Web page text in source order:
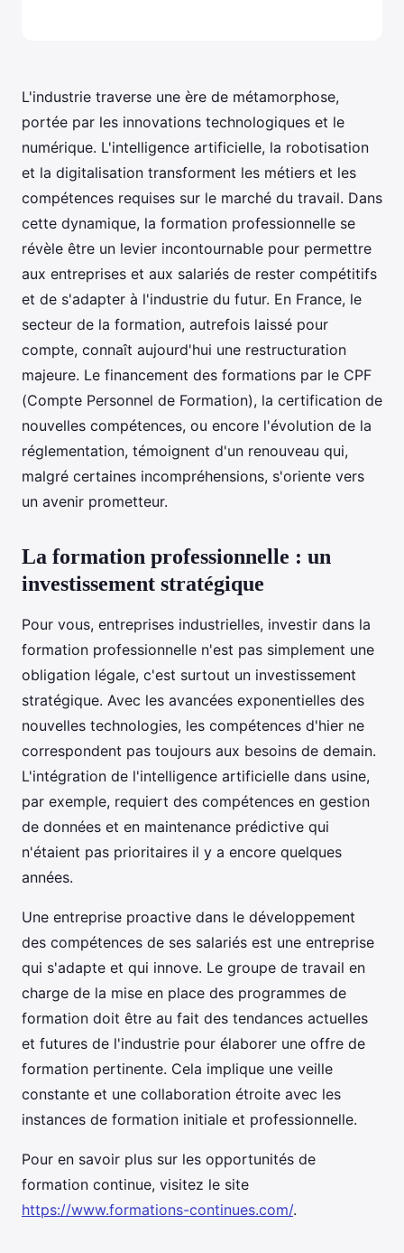
L'industrie traverse une ère de métamorphose,
portée par les innovations technologiques et le
numérique. L'intelligence artificielle, la robotisation
et la digitalisation transforment les métiers et les
compétences requises sur le marché du travail. Dans
cette dynamique, la formation professionnelle se
révèle être un levier incontournable pour permettre
aux entreprises et aux salariés de rester compétitifs
et de s'adapter à l'industrie du futur. En France, le
secteur de la formation, autrefois laissé pour
compte, connaît aujourd'hui une restructuration
majeure. Le financement des formations par le CPF
(Compte Personnel de Formation), la certification de
nouvelles compétences, ou encore l'évolution de la
réglementation, témoignent d'un renouveau qui,
malgré certaines incompréhensions, s'oriente vers
un avenir prometteur.
La formation professionnelle : un
investissement stratégique
Pour vous, entreprises industrielles, investir dans la
formation professionnelle n'est pas simplement une
obligation légale, c'est surtout un investissement
stratégique. Avec les avancées exponentielles des
nouvelles technologies, les compétences d'hier ne
correspondent pas toujours aux besoins de demain.
L'intégration de l'intelligence artificielle dans usine,
par exemple, requiert des compétences en gestion
de données et en maintenance prédictive qui
n'étaient pas prioritaires il y a encore quelques
années.
Une entreprise proactive dans le développement
des compétences de ses salariés est une entreprise
qui s'adapte et qui innove. Le groupe de travail en
charge de la mise en place des programmes de
formation doit être au fait des tendances actuelles
et futures de l'industrie pour élaborer une offre de
formation pertinente. Cela implique une veille
constante et une collaboration étroite avec les
instances de formation initiale et professionnelle.
Pour en savoir plus sur les opportunités de
formation continue, visitez le site
https://www.formations-continues.com/.